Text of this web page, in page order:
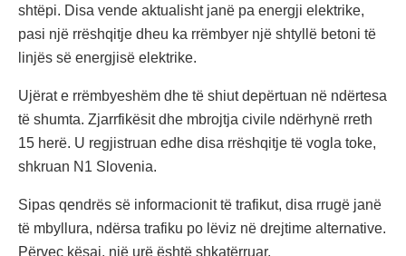
shtëpi. Disa vende aktualisht janë pa energji elektrike,
pasi një rrëshqitje dheu ka rrëmbyer një shtyllë betoni të
linjës së energjisë elektrike.
Ujërat e rrëmbyeshëm dhe të shiut depërtuan në ndërtesa
të shumta. Zjarrfikësit dhe mbrojtja civile ndërhynë rreth
15 herë. U regjistruan edhe disa rrëshqitje të vogla toke,
shkruan N1 Slovenia.
Sipas qendrës së informacionit të trafikut, disa rrugë janë
të mbyllura, ndërsa trafiku po lëviz në drejtime alternative.
Përveç kësaj, një urë është shkatërruar.